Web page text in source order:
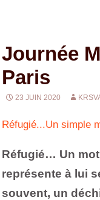
Journée
Paris
23 JUIN 2020
Réfugié...Un simple
Réfugié… Un
représente à lui
souvent, un